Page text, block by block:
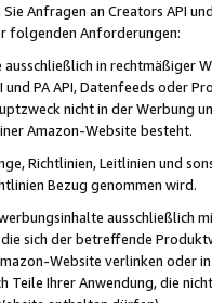
Sie Anfragen an Creators API
folgenden Anforderungen:
in rechtmäßiger
und PA API, Datenfeeds oder
nicht in der Werbung
Amazon-Website besteht.
Richtlinien, Leitlinien und
Bezug genommen wird.
ausschließlich
sich der betreffende
Website verlinken oder
Teile Ihrer Anwendung, die